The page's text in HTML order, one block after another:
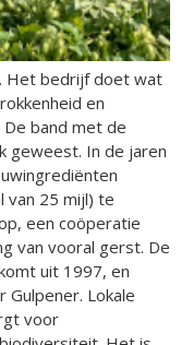
Het bedrijf doet wat
en
band met de
geweest. In de jaren
van 25 mijl) te
een coöperatie
van vooral gerst. De
uit 1997, en
Lokale
voor